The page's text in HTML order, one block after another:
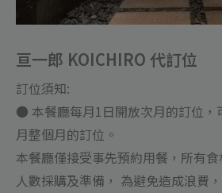
亘一郎 KOICHIRO 代訂位
訂位須知:
● 本餐廳每月1日開放次月的訂位，
月整個月的訂位。
本餐廳僅接受事先預約用餐，所有
人數採購及準備， 為避免造成浪費